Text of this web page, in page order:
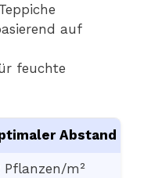
auf
feuchte
Abstand
Pflanzen/m²